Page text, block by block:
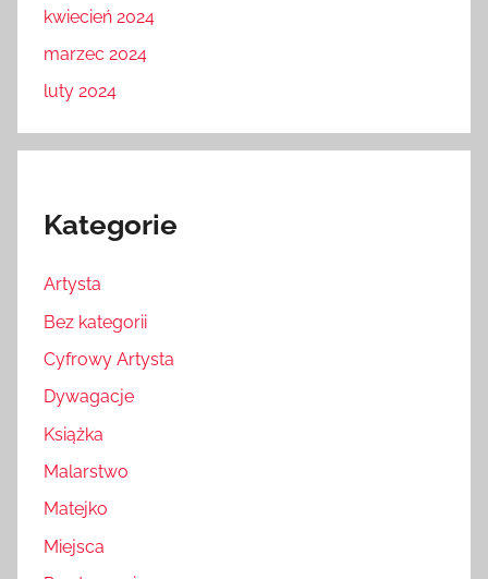
kwiecień 2024
marzec 2024
luty 2024
Kategorie
Artysta
Bez kategorii
Cyfrowy Artysta
Dywagacje
Książka
Malarstwo
Matejko
Miejsca